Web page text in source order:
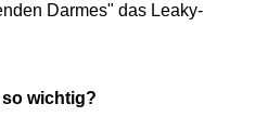
Darmes" das Leaky-
wichtig?